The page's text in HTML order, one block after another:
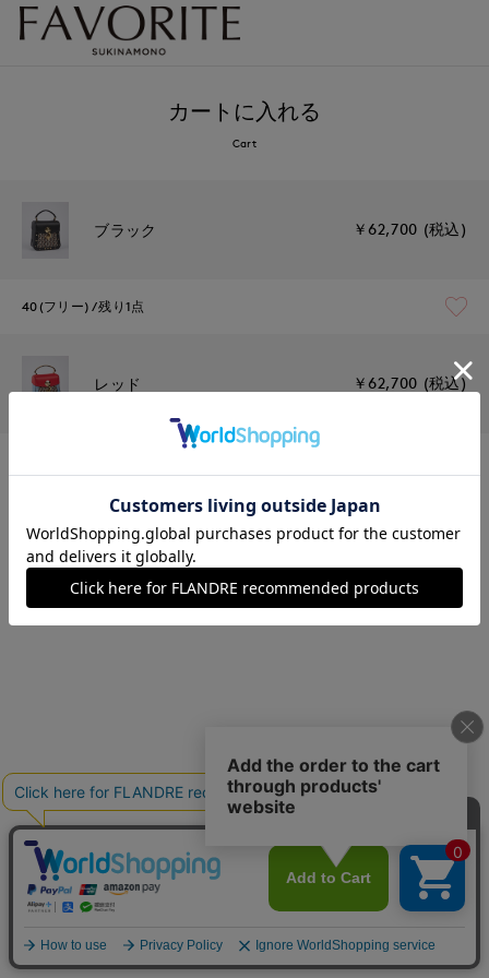
カートに入れる
Cart
ブラック ￥62,700 (税込)
40(フリー) 残り1点
レッド ￥62,700 (税込)